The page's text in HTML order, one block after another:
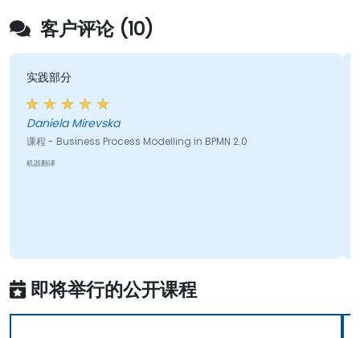
客户评论 (10)
Modelling in BPMN 2.0
Servicos, S.A
即将举行的公开课程